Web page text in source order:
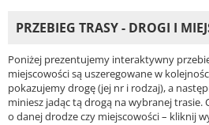
PRZEBIEG TRASY - DROGI I
Poniżej prezentujemy interaktywny
miejscowości są uszeregowane w
pokazujemy drogę (jej nr i rodzaj), a
miniesz jadąc tą drogą na wybranej trasie.
o danej drodze czy miejscowości – kliknij